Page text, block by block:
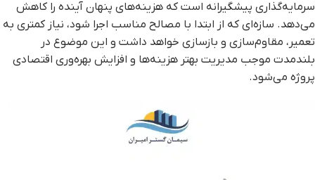
سرمایه‌گذاری پیشگیرانه است که هزینه‌های پنهان آینده را کاهش
می‌دهد. سازه‌ای که از ابتدا با مصالح مناسب اجرا شود، نیاز کمتری به
تعمیر، مقاوم‌سازی و بازسازی خواهد داشت و این موضوع در
بلندمدت موجب مدیریت بهتر هزینه‌ها و افزایش بهره‌وری اقتصادی
پروژه می‌شود.